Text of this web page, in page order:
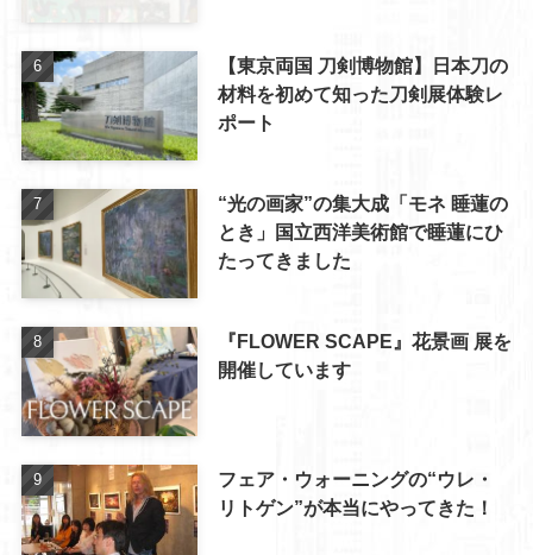
【東京両国 刀剣博物館】日本刀の
材料を初めて知った刀剣展体験レ
ポート
“光の画家”の集大成「モネ 睡蓮の
とき」国立西洋美術館で睡蓮にひ
たってきました
『FLOWER SCAPE』花景画 展を
開催しています
フェア・ウォーニングの“ウレ・
リトゲン”が本当にやってきた！